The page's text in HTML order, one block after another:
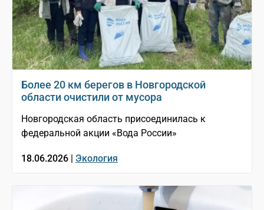
Более 20 км берегов в Новгородской
области очистили от мусора
Новгородская область присоединилась к
федеральной акции «Вода России»
18.06.2026 | Экология